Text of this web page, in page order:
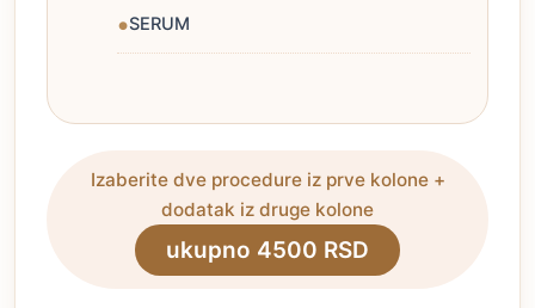
SERUM
Izaberite dve procedure iz prve kolone +
dodatak iz druge kolone
ukupno 4500 RSD